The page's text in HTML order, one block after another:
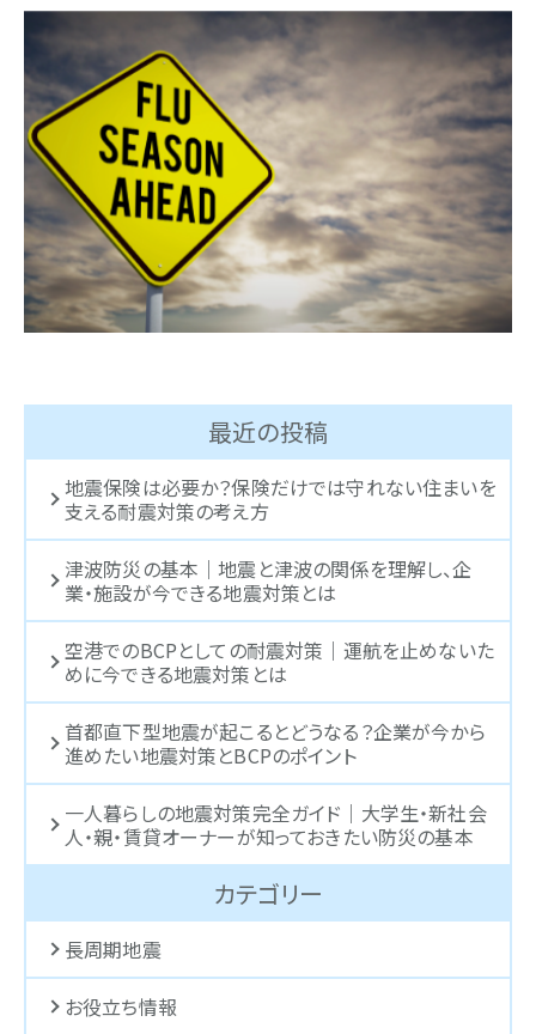
最近の投稿
地震保険は必要か？保険だけでは守れない住まいを
支える耐震対策の考え方
津波防災の基本｜地震と津波の関係を理解し、企
業・施設が今できる地震対策とは
空港でのBCPとしての耐震対策｜運航を止めないた
めに今できる地震対策とは
首都直下型地震が起こるとどうなる？企業が今から
進めたい地震対策とBCPのポイント
一人暮らしの地震対策完全ガイド｜大学生・新社会
人・親・賃貸オーナーが知っておきたい防災の基本
カテゴリー
長周期地震
お役立ち情報